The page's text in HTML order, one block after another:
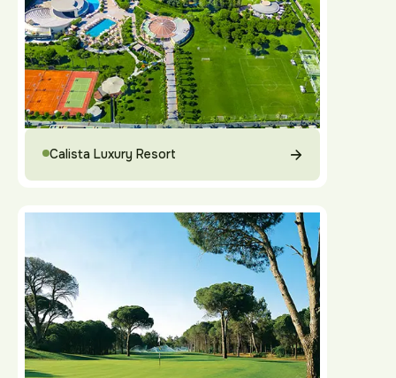
Calista Luxury Resort